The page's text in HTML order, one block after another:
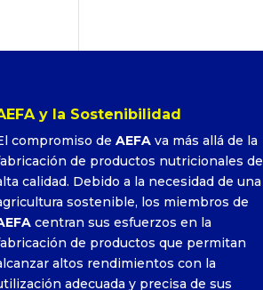
y la Sostenibilidad
compromiso de AEFAva más allá de la
de productos nutricionales de
calidad. Debido a la necesidad de una
sostenible, los miembros de
centran sus esfuerzos en la
de productos que permitan
altos rendimientos con la
adecuada y precisa de sus